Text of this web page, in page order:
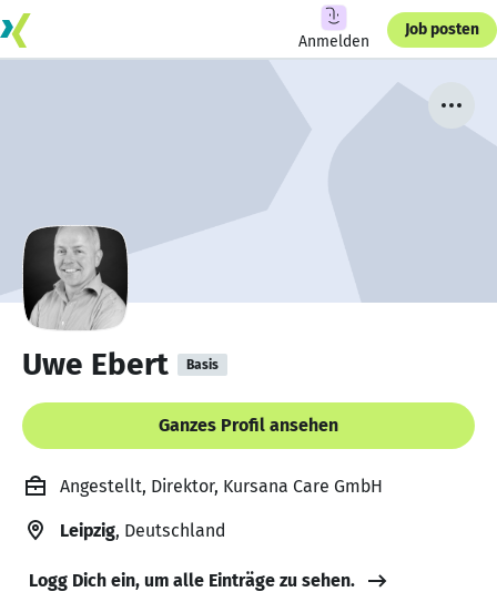
Anmelden
Job posten
Uwe Ebert Basis
Ganzes Profil ansehen
Angestellt, Direktor, Kursana Care GmbH
Leipzig, Deutschland
Logg Dich ein, um alle Einträge zu sehen.